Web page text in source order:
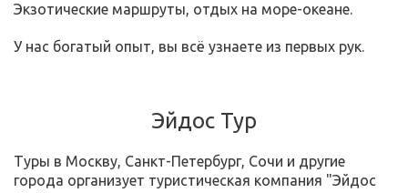
Экзотические маршруты, отдых на море-океане.
У нас богатый опыт, вы всё узнаете из первых рук.
Эйдос Тур
Туры в Москву, Санкт-Петербург, Сочи и другие
города организует туристическая компания "Эйдос